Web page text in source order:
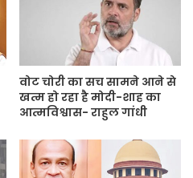
वोट चोरी का सच सामने आने से
खत्म हो रहा है मोदी-शाह का
आत्मविश्वास- राहुल गांधी